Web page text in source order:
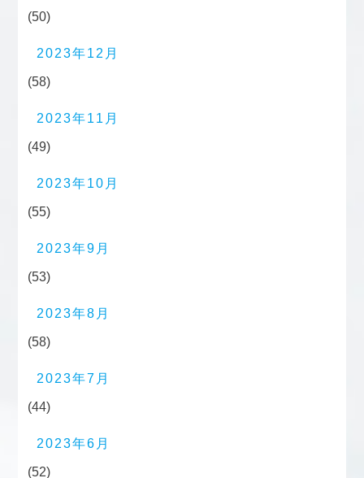
(50)
2023年12月
(58)
2023年11月
(49)
2023年10月
(55)
2023年9月
(53)
2023年8月
(58)
2023年7月
(44)
2023年6月
(52)